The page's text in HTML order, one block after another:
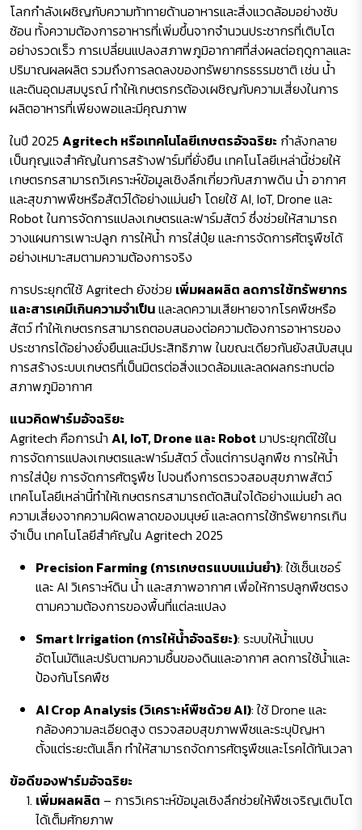
โลกกำลังเผชิญกับความท้าทายด้านอาหารและสิ่งแวดล้อมอย่างซับ
ซ้อน ทั้งความต้องการอาหารที่เพิ่มขึ้นจากจำนวนประชากรที่เติบโต
อย่างรวดเร็ว การเปลี่ยนแปลงสภาพภูมิอากาศที่ส่งผลต่อฤดูกาลและ
ปริมาณผลผลิต รวมถึงการลดลงของทรัพยากรธรรมชาติ เช่น น้ำ
และดินอุดมสมบูรณ์ ทำให้เกษตรกรต้องเผชิญกับความเสี่ยงในการ
ผลิตอาหารที่เพียงพอและมีคุณภาพ
ในปี 2025 Agritech หรือเทคโนโลยีเกษตรอัจฉริยะ กำลังกลาย
เป็นกุญแจสำคัญในการสร้างฟาร์มที่ยั่งยืน เทคโนโลยีเหล่านี้ช่วยให้
เกษตรกรสามารถวิเคราะห์ข้อมูลเชิงลึกเกี่ยวกับสภาพดิน น้ำ อากาศ
และสุขภาพพืชหรือสัตว์ได้อย่างแม่นยำ โดยใช้ AI, IoT, Drone และ
Robot ในการจัดการแปลงเกษตรและฟาร์มสัตว์ ซึ่งช่วยให้สามารถ
วางแผนการเพาะปลูก การให้น้ำ การใส่ปุ๋ย และการจัดการศัตรูพืชได้
อย่างเหมาะสมตามความต้องการจริง
การประยุกต์ใช้ Agritech ยังช่วย เพิ่มผลผลิต ลดการใช้ทรัพยากร
และสารเคมีเกินความจำเป็นและลดความเสียหายจากโรคพืชหรือ
สัตว์ ทำให้เกษตรกรสามารถตอบสนองต่อความต้องการอาหารของ
ประชากรได้อย่างยั่งยืนและมีประสิทธิภาพ ในขณะเดียวกันยังสนับสนุน
การสร้างระบบเกษตรที่เป็นมิตรต่อสิ่งแวดล้อมและลดผลกระทบต่อ
สภาพภูมิอากาศ
แนวคิดฟาร์มอัจฉริยะ
Agritech คือการนำ AI, IoT, Drone และ Robotมาประยุกต์ใช้ใน
การจัดการแปลงเกษตรและฟาร์มสัตว์ ตั้งแต่การปลูกพืช การให้น้ำ
การใส่ปุ๋ย การจัดการศัตรูพืช ไปจนถึงการตรวจสอบสุขภาพสัตว์
เทคโนโลยีเหล่านี้ทำให้เกษตรกรสามารถตัดสินใจได้อย่างแม่นยำ ลด
ความเสี่ยงจากความผิดพลาดของมนุษย์ และลดการใช้ทรัพยากรเกิน
จำเป็น เทคโนโลยีสำคัญใน Agritech 2025
Precision Farming (การเกษตรแบบแม่นยำ): ใช้เซ็นเซอร์
และ AI วิเคราะห์ดิน น้ำ และสภาพอากาศ เพื่อให้การปลูกพืชตรง
ตามความต้องการของพื้นที่แต่ละแปลง
Smart Irrigation (การให้น้ำอัจฉริยะ): ระบบให้น้ำแบบ
อัตโนมัติและปรับตามความชื้นของดินและอากาศ ลดการใช้น้ำและ
ป้องกันโรคพืช
AI Crop Analysis (วิเคราะห์พืชด้วย AI): ใช้ Drone และ
กล้องความละเอียดสูง ตรวจสอบสุขภาพพืชและระบุปัญหา
ตั้งแต่ระยะต้นเล็ก ทำให้สามารถจัดการศัตรูพืชและโรคได้ทันเวลา
ข้อดีของฟาร์มอัจฉริยะ
เพิ่มผลผลิต – การวิเคราะห์ข้อมูลเชิงลึกช่วยให้พืชเจริญเติบโต
ได้เต็มศักยภาพ